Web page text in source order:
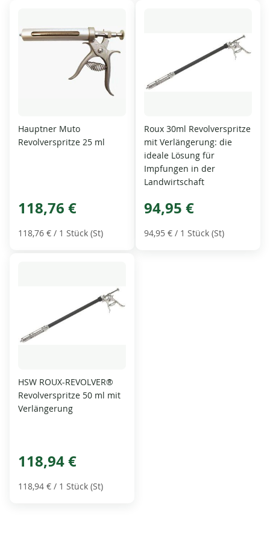
Hauptner Muto
Revolverspritze 25 ml
118,76 €
118,76 € / 1 Stück (St)
Roux 30ml Revolverspritze
mit Verlängerung: die
ideale Lösung für
Impfungen in der
Landwirtschaft
94,95 €
94,95 € / 1 Stück (St)
HSW ROUX-REVOLVER®
Revolverspritze 50 ml mit
Verlängerung
118,94 €
118,94 € / 1 Stück (St)